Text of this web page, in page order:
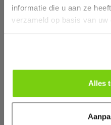
informatie die u aan ze
verzameld op basis van uw
Alles
inpactvaninterned